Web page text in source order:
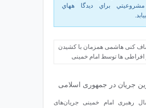
براي ديدگا ههاي
جریان در جمهوری اسلامی
۱۱ سال رهبری امام خمینی جریان‌های